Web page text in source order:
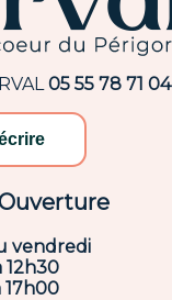
05 55 78 71 04
vendredi
12h30
17h00